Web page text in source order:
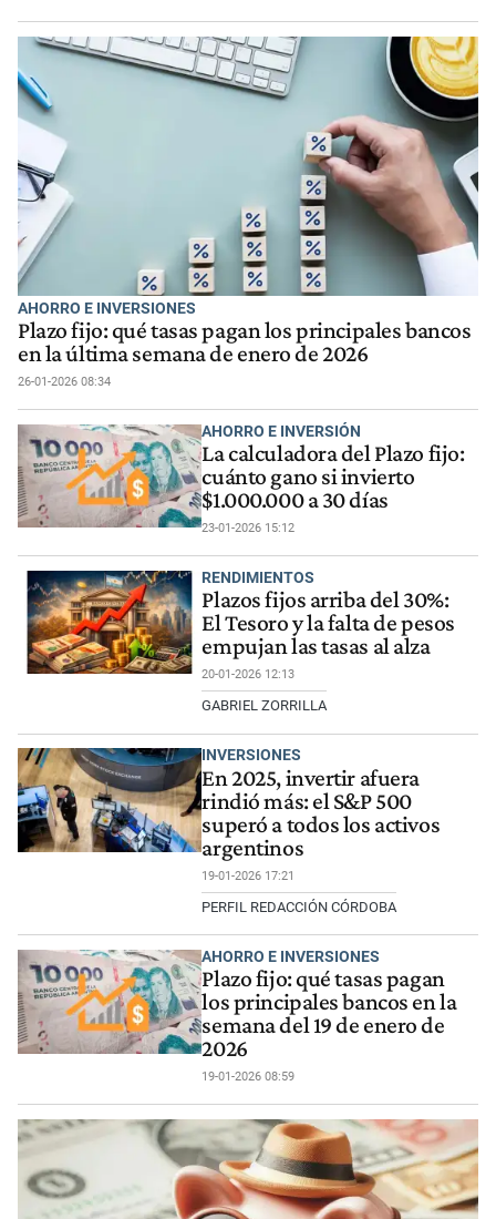
AHORRO E INVERSIONES
Plazo fijo: qué tasas pagan los principales bancos
en la última semana de enero de 2026
26-01-2026 08:34
AHORRO E INVERSIÓN
La calculadora del Plazo fijo:
cuánto gano si invierto
$1.000.000 a 30 días
23-01-2026 15:12
RENDIMIENTOS
Plazos fijos arriba del 30%:
El Tesoro y la falta de pesos
empujan las tasas al alza
20-01-2026 12:13
GABRIEL ZORRILLA
INVERSIONES
En 2025, invertir afuera
rindió más: el S&P 500
superó a todos los activos
argentinos
19-01-2026 17:21
PERFIL REDACCIÓN CÓRDOBA
AHORRO E INVERSIONES
Plazo fijo: qué tasas pagan
los principales bancos en la
semana del 19 de enero de
2026
19-01-2026 08:59